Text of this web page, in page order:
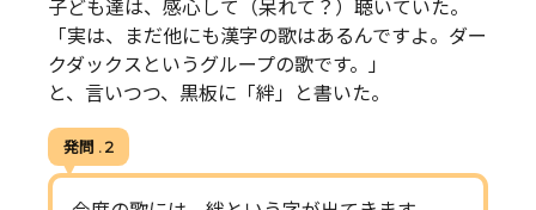
子ども達は、感心して（呆れて？）聴いていた。
「実は、まだ他にも漢字の歌はあるんですよ。ダー
クダックスというグループの歌です。」
と、言いつつ、黒板に「絆」と書いた。
発問 . 2